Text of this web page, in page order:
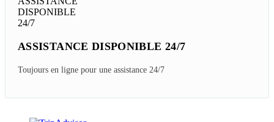
ASSISTANCE DISPONIBLE 24/7
Toujours en ligne pour une assistance 24/7